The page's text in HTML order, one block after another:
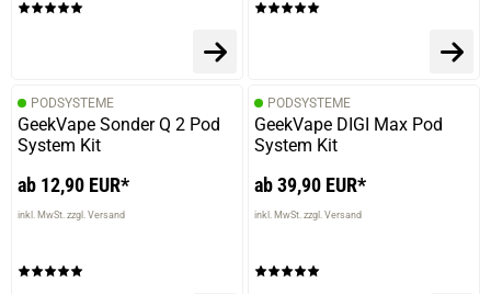
Christian B.
verifizierter Onlinekauf.
dampfen
PODSYSTEME
GeekVape Sonder Q 2 Pod
System Kit
ab 12,90 EUR*
inkl. MwSt. zzgl. Versand
PODSYSTEME
GeekVape DIGI Max Pod
System Kit
ab 39,90 EUR*
inkl. MwSt. zzgl. Versand